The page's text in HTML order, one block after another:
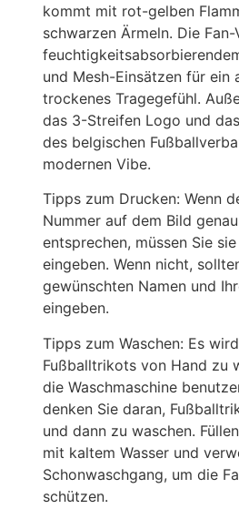
kommt mit rot-gelben
schwarzen Ärmeln. Die
und Mesh-Einsätzen für ein
trockenes Tragegefühl.
das 3-Streifen Logo und
des belgischen
modernen Vibe.
Tipps zum Drucken: Wenn
Nummer auf dem Bild
entsprechen, müssen Sie
eingeben. Wenn nicht,
gewünschten Namen und
eingeben.
Tipps zum Waschen: Es
Fußballtrikots von Hand zu
die Waschmaschine
denken Sie daran,
und dann zu waschen.
mit kaltem Wasser und
Schonwaschgang, um die
schützen.